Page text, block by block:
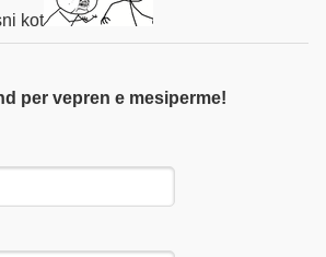
kot
per vepren e mesiperme!